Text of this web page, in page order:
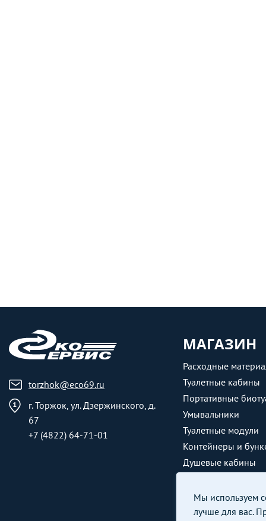
torzhok@eco69.ru
г. Торжок, ул. Дзержинского, д.
67
+7 (4822) 64-71-01
МАГАЗИН
Расходные
Туалетные кабины
Портативные
Умывальники
Туалетные модули
Контейнеры и
Душевые кабины
Мы используем
лучше для вас.